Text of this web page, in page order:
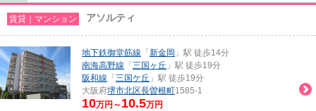
賃貸｜マンション アソルティ
地下鉄御堂筋線 「 新金岡 」駅 徒歩14分
南海高野線 「 三国ヶ丘 」駅 徒歩19分
阪和線 「 三国ケ丘 」駅 徒歩19分
大阪府堺市北区長曽根町1585-1
10万円～ 10.5万円